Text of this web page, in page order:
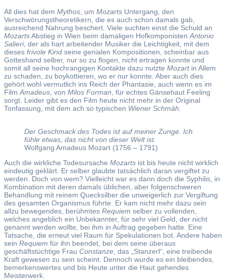
All dies hat dem Mythos , um Mozarts Untergang, den
Verschwörungstheoretikern, die es auch schon damals gab,
ausreichend Nahrung beschert. Viele suchten einst die Schuld an
MozartsAbstieg in Wien beim damaligen Hofkomponisten Antonio
Salieri, der als hart arbeitender Musiker die Leichtigkeit, mit dem
dieses frivole Kind seine genialen Kompositionen, scheinbar aus
Gotteshand selber, nur so zu flogen, nicht ertragen konnte und
somit all seine hochrangigen Kontakte dazu nutzte Mozartin Allem
zu schaden, zu boykottieren, wo er nur konnte. Aber auch dies
gehört wohl vermutlich ins Reich der Phantasie, auch wenn es im
Film Amadeus , von Milos Forman , für echtes Gänsehaut Feeling
sorgt. Leider gibt es den Film heute nicht mehr in der Original
Tonfassung, mit dem ach so typischen Wiener Schmäh
Der Geschmack des Todes ist auf meiner Zunge. Ich
fühle etwas, das nicht von dieser Welt ist.
Wolfgang Amadeus Mozart (1756 – 1791)
Auch die wirkliche Todesursache Mozarts ist bis heute nicht wirklich
eindeutig geklärt. Er selber glaubte tatsächlich daran vergiftet zu
werden. Doch von wem? Vielleicht war es dann doch die Syphilis, in
Kombination mit deren damals üblichen, aber folgenschweren
Behandlung mit reinem Quecksilber die unweigerlich zur Vergiftung
des gesamten Organismus führte. Er kam nicht mehr dazu sein
allzu bewegendes, berühmtes Requiem selber zu vollenden,
welches angeblich ein Unbekannter, für sehr viel Geld, der nicht
genannt werden wollte, bei ihm in Auftrag gegeben hatte. Eine
Tatsache, die erneut viel Raum für Spekulationen bot. Andere haben
sein Requiem für ihn beendet, bei dem seine überaus
geschäftstüchtige Frau Constanze , das „Stanzerl“, eine treibende
Kraft gewesen zu sein scheint. Dennoch wurde es ein bleibendes,
bemerkenswertes und bis Heute unter die Haut gehendes
Meisterwerk.